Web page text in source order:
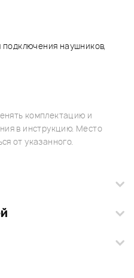
наушников,
комплектацию и
в инструкцию. Место
от указанного.
товара и получите